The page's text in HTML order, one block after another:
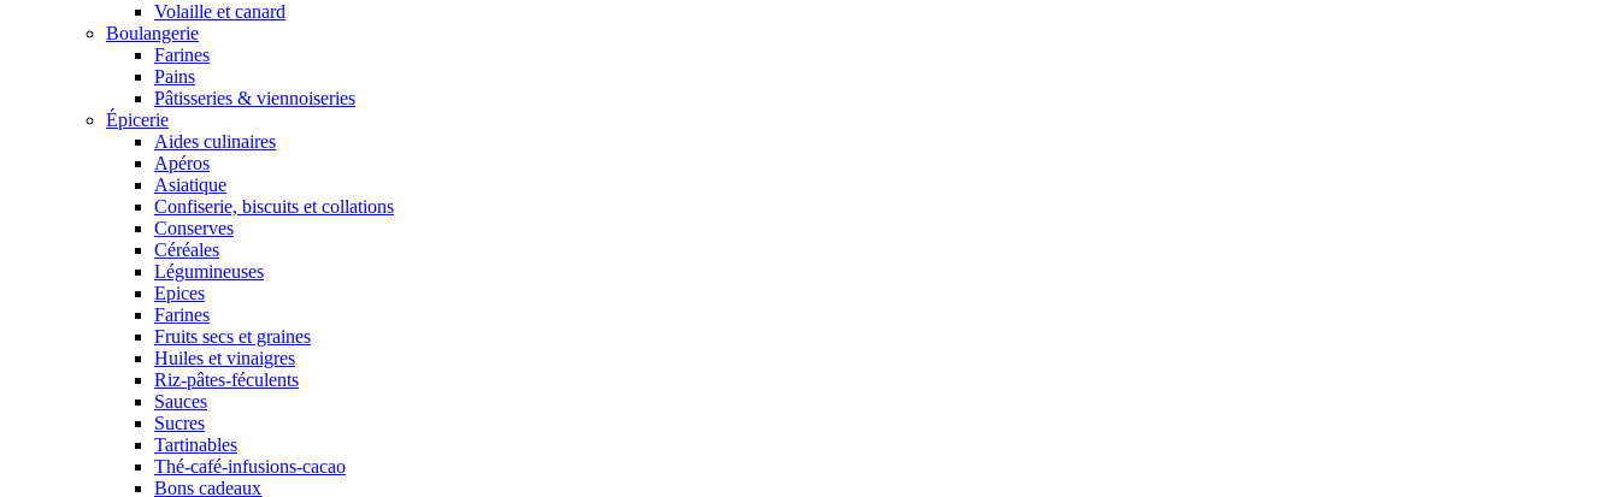
Volaille et canard
Boulangerie
Farines
Pains
Pâtisseries & viennoiseries
Épicerie
Aides culinaires
Apéros
Asiatique
Confiserie, biscuits et collations
Conserves
Céréales
Légumineuses
Epices
Farines
Fruits secs et graines
Huiles et vinaigres
Riz-pâtes-féculents
Sauces
Sucres
Tartinables
Thé-café-infusions-cacao
Bons cadeaux